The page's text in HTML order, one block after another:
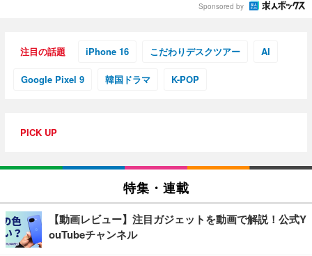
Sponsored by
注目の話題 iPhone 16 こだわりデスクツアー AI
Google Pixel 9 韓国ドラマ K-POP
PICK UP
特集・連載
【動画レビュー】注目ガジェットを動画で解説！公式Y
ouTubeチャンネル